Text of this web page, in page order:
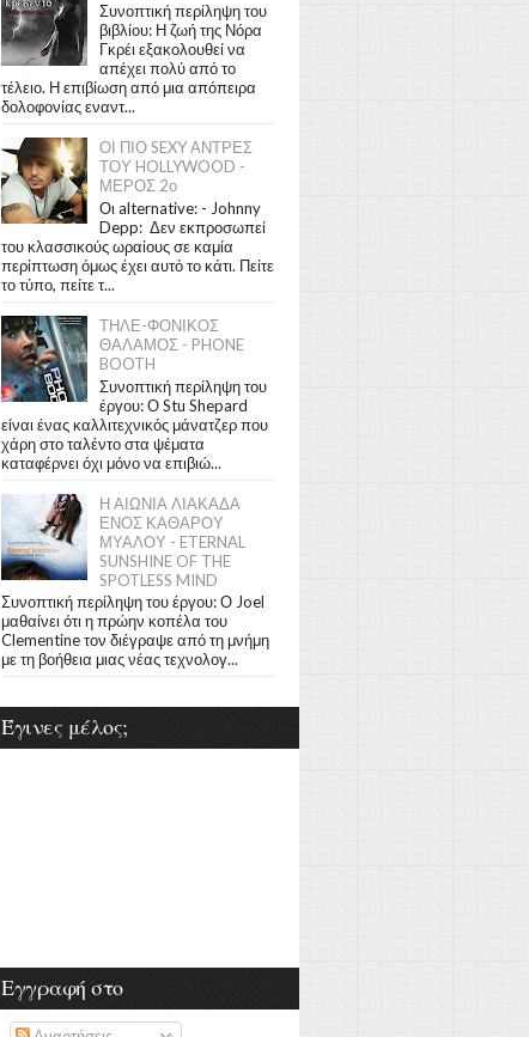
Συνοπτική περίληψη του
βιβλίου: Η ζωή της Νόρα
Γκρέι εξακολουθεί να
απέχει πολύ από το
τέλειο. Η επιβίωση από μια απόπειρα
δολοφονίας εναντ...
ΟΙ ΠΙΟ SEXY ΑΝΤΡΕΣ
ΤΟΥ HOLLYWOOD -
ΜΕΡΟΣ 2ο
Οι alternative: - Johnny
Depp: Δεν εκπροσωπεί
του κλασσικούς ωραίους σε καμία
περίπτωση όμως έχει αυτό το κάτι. Πείτε
το τύπο, πείτε τ...
ΤΗΛΕ-ΦΟΝΙΚΟΣ
ΘΑΛΑΜΟΣ - PHONE
BOOTH
Συνοπτική περίληψη του
έργου: Ο Stu Shepard
είναι ένας καλλιτεχνικός μάνατζερ που
χάρη στο ταλέντο στα ψέματα
καταφέρνει όχι μόνο να επιβιώ...
Η ΑΙΩΝΙΑ ΛΙΑΚΑΔΑ
ΕΝΟΣ ΚΑΘΑΡΟΥ
ΜΥΑΛΟΥ - ETERNAL
SUNSHINE OF THE
SPOTLESS MIND
Συνοπτική περίληψη του έργου: Ο Joel
μαθαίνει ότι η πρώην κοπέλα του
Clementine τον διέγραψε από τη μνήμη
με τη βοήθεια μιας νέας τεχνολογ...
Έγινες μέλος;
Εγγραφή στο